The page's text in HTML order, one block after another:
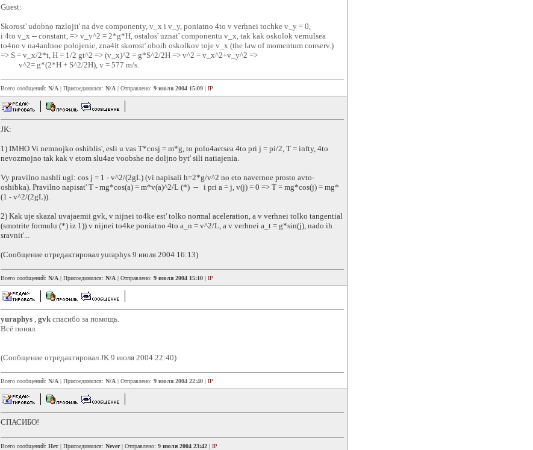
Guest:
Skorost' udobno razlojit' na dve componenty, v_x i v_y, poniatno 4to v verhnei tochke v_y = 0,
i 4to v_x -- constant, => v_y^2 = 2*g*H, ostalos' uznat' componentu v_x, tak kak oskolok vernulsea
to4no v na4anlnoe polojenie, zna4it skorost' oboih oskolkov toje v_x (the law of momentum conserv.)
=> S = v_x/2*t, H = 1/2 gt^2 => (v_x)^2 = g*S^2/2H => v^2 = v_x^2+v_y^2 =>
v^2= g*(2*H + S^2/2H), v = 577 m/s.
Всего сообщений: N/A | Присоединился: N/A | Отправлено: 9 июля 2004 15:09 | IP
JK:
1) IMHO Vi nemnojko oshiblis', esli u vas T*cosj = m*g, to polu4aetsea 4to pri j = pi/2, T = infty, 4to
nevozmojno tak kak v etom slu4ae voobshe ne doljno byt' sili natiajenia.
Vy pravilno nashli ugl: cos j = 1 - v^2/(2gL) (vi napisali h=2*g/v^2 no eto navernoe prosto avto-
oshibka). Pravilno napisat' T - mg*cos(a) = m*v(a)^2/L (*) -- i pri a = j, v(j) = 0 => T = mg*cos(j) = mg*
(1 - v^2/(2gL)).
2) Kak uje skazal uvajaemii gvk, v nijnei to4ke est' tolko normal aceleration, a v verhnei tolko tangential
(smotrite formulu (*) iz 1)) v nijnei to4ke poniatno 4to a_n = v^2/L, a v verhnei a_t = g*sin(j), nado ih
sravnit'...
(Сообщение отредактировал yuraphys 9 июля 2004 16:13)
Всего сообщений: N/A | Присоединился: N/A | Отправлено: 9 июля 2004 15:10 | IP
yuraphys , gvk спасибо за помощь.
Всё понял.
(Сообщение отредактировал JK 9 июля 2004 22:40)
Всего сообщений: N/A | Присоединился: N/A | Отправлено: 9 июля 2004 22:40 | IP
СПАСИБО!
Всего сообщений: Нет | Присоединился: Never| Отправлено: 9 июля 2004 23:42 | IP